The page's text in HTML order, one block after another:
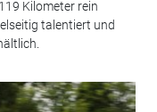
Kilometer rein
talentiert und